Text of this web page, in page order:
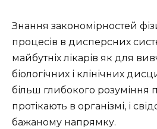
Знання закономірностей
процесів в дисперсних
майбутніх лікарів як для
біологічних і клінічних
більш глибокого розуміння
протікають в організмі, і
бажаному напрямку.